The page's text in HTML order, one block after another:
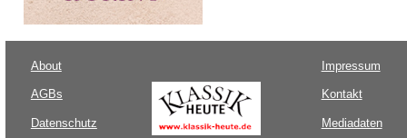
About
AGBs
Datenschutz
Impressum
Kontakt
Mediadaten